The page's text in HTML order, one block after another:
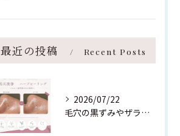
最近の投稿 Recent Posts
2026/07/22
毛穴の黒ずみやザラつき、繰り返す肌荒れでお悩みの方へ。